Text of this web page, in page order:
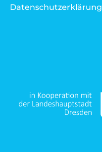
Datenschutzerklärung